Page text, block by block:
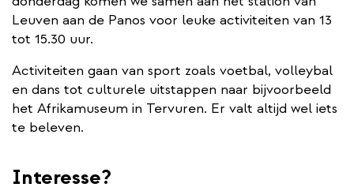
Leuven aan de Panos voor leuke activiteiten van 13
tot 15.30 uur.
Activiteiten gaan van sport zoals voetbal, volleybal
en dans tot culturele uitstappen naar bijvoorbeeld
het Afrikamuseum in Tervuren. Er valt altijd wel iets
te beleven.
Interesse?